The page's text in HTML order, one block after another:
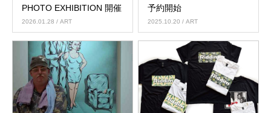
PHOTO EXHIBITION 開催
2026.01.28 / ART
予約開始
2025.10.20 / ART